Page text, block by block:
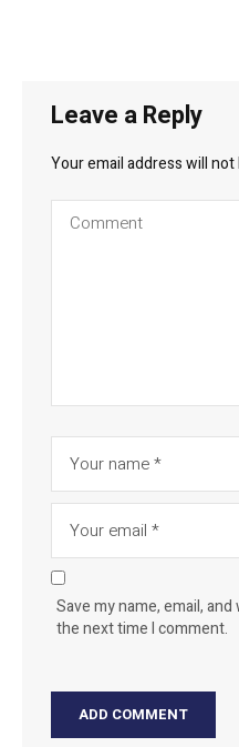
Leave a Reply
Your email address will
Save my name, email,
the next time I comment.